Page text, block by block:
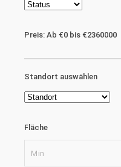
Preis: Ab €0 bis €2360000
Standort auswählen
Fläche